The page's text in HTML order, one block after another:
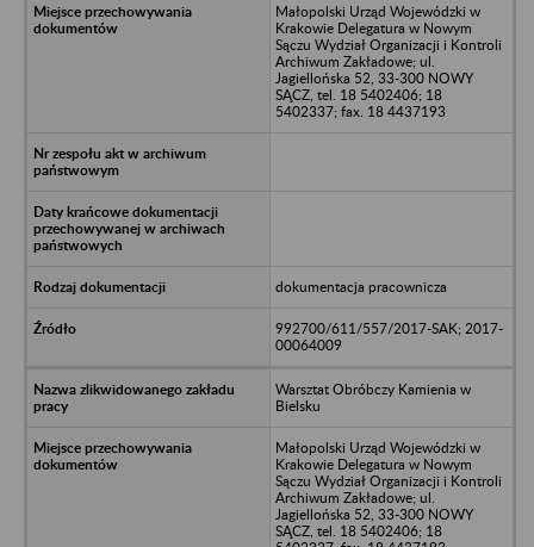
Małopolski Urząd Wojewódzki w
Krakowie Delegatura w Nowym
Sączu Wydział Organizacji i Kontroli
Archiwum Zakładowe; ul.
Jagiellońska 52, 33-300 NOWY
SĄCZ, tel. 18 5402406; 18
5402337; fax. 18 4437193
dokumentacja pracownicza
992700/611/557/2017-SAK; 2017-
00064009
Warsztat Obróbczy Kamienia w
Bielsku
Małopolski Urząd Wojewódzki w
Krakowie Delegatura w Nowym
Sączu Wydział Organizacji i Kontroli
Archiwum Zakładowe; ul.
Jagiellońska 52, 33-300 NOWY
SĄCZ, tel. 18 5402406; 18